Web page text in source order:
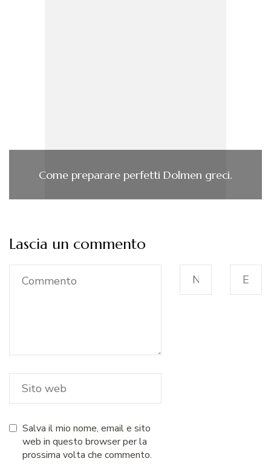
Come preparare perfetti Dolmen greci.
Lascia un commento
Salva il mio nome, email e sito
web in questo browser per la
prossima volta che commento.